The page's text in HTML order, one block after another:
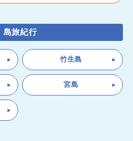
島旅紀行
竹生島
宮島